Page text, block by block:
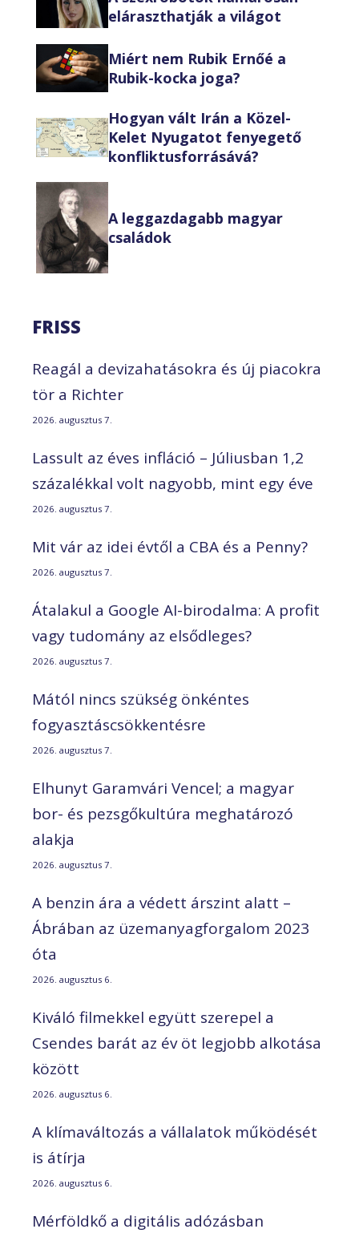
eláraszthatják a világot
Miért nem Rubik Ernőé a
Rubik-kocka joga?
Hogyan vált Irán a Közel-
Kelet Nyugatot fenyegető
konfliktusforrásává?
A leggazdagabb magyar
családok
FRISS
Reagál a devizahatásokra és új piacokra
tör a Richter
2026. augusztus 7.
Lassult az éves infláció – Júliusban 1,2
százalékkal volt nagyobb, mint egy éve
2026. augusztus 7.
Mit vár az idei évtől a CBA és a Penny?
2026. augusztus 7.
Átalakul a Google AI-birodalma: A profit
vagy tudomány az elsődleges?
2026. augusztus 7.
Mától nincs szükség önkéntes
fogyasztáscsökkentésre
2026. augusztus 7.
Elhunyt Garamvári Vencel; a magyar
bor- és pezsgőkultúra meghatározó
alakja
2026. augusztus 7.
A benzin ára a védett árszint alatt –
Ábrában az üzemanyagforgalom 2023
óta
2026. augusztus 6.
Kiváló filmekkel együtt szerepel a
Csendes barát az év öt legjobb alkotása
között
2026. augusztus 6.
A klímaváltozás a vállalatok működését
is átírja
2026. augusztus 6.
Mérföldkő a digitális adózásban